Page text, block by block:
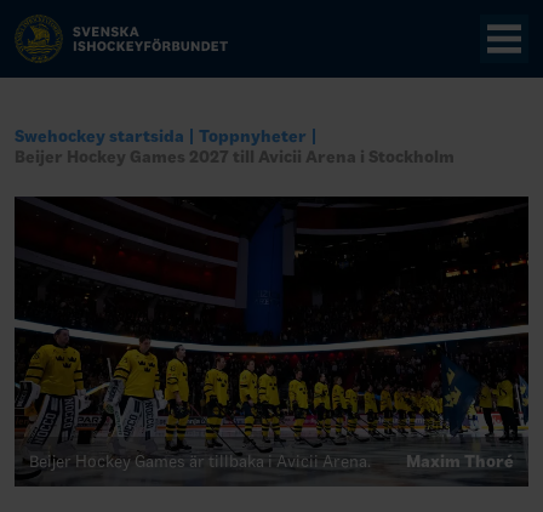
Swehockey startsida
Toppnyheter
Beijer Hockey Games 2027 till Avicii Arena i Stockholm
Beijer Hockey Games är tillbaka i Avicii Arena. Maxim Thoré